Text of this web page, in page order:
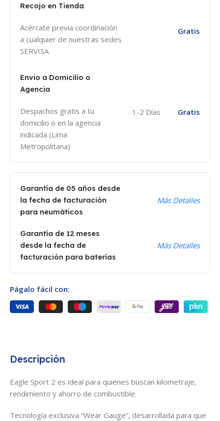
Descripción
Eagle Sport 2 es ideal para quienes buscan kilometraje,
rendimiento y ahorro de combustible.
Tecnología exclusiva “Wear Gauge”, desarrollada para que
Recojo en Tienda
Acércate previa coordinación
a cualquier de nuestras sedes
SERVISA
Gratis
Envio a Domicilio o
Agencia
Despachos gratis a tu
domicilio o en la agencia
indicada (Lima
Metropolitana)
1-2 Días Gratis
Garantía de 05 años desde
la fecha de facturación
para neumáticos
Más Detalles
Garantía de 12 meses
desde la fecha de
facturación para baterías
Más Detalles
Págalo fácil con: